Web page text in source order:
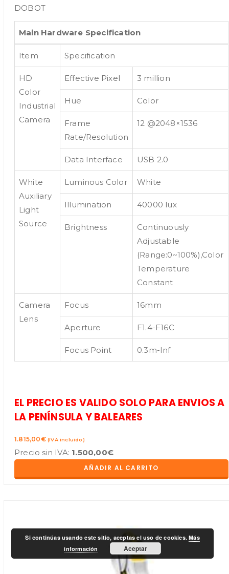
DOBOT
Main Hardware Specification
Item Specification
HD
Color
Industrial
Camera
Effective Pixel 3 million
Hue Color
Frame
Rate/Resolution
12 @2048×1536
Data Interface USB 2.0
White
Auxiliary
Light
Source
Luminous Color White
Illumination 40000 lux
Brightness
Continuously
Adjustable
(Range:0~100%),Color
Temperature
Constant
Camera
Lens
Focus 16mm
Aperture F1.4-F16C
Focus Point 0.3m-Inf
EL PRECIO ES VALIDO SOLO PARA ENVIOS A
LA PENÍNSULA Y BALEARES
1.815,00€ (IVA incluido)
Precio sin IVA: 1.500,00€
AÑADIR AL CARRITO
Si continúas usando este sitio, aceptas el uso de cookies.Más
información
Aceptar